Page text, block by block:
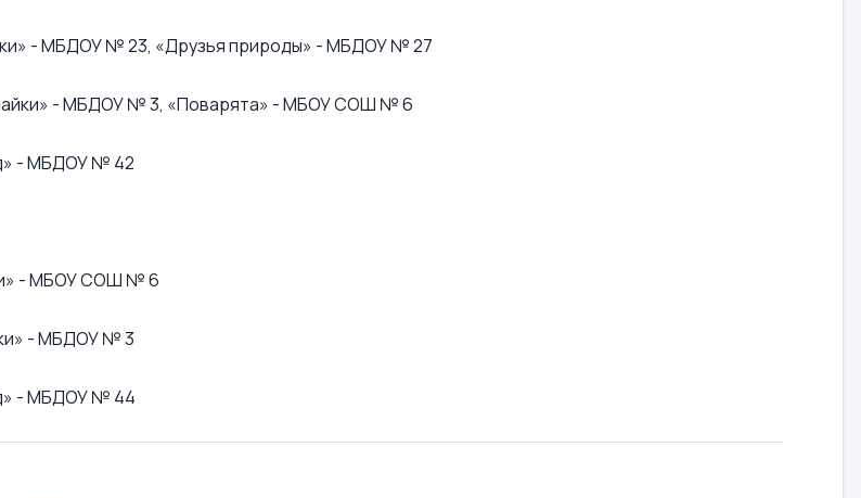
- МБДОУ № 23, «Друзья природы» - МБДОУ № 27
- МБДОУ № 3, «Поварята» - МБОУ СОШ № 6
- МБДОУ № 42
- МБОУ СОШ № 6
- МБДОУ № 3
- МБДОУ № 44